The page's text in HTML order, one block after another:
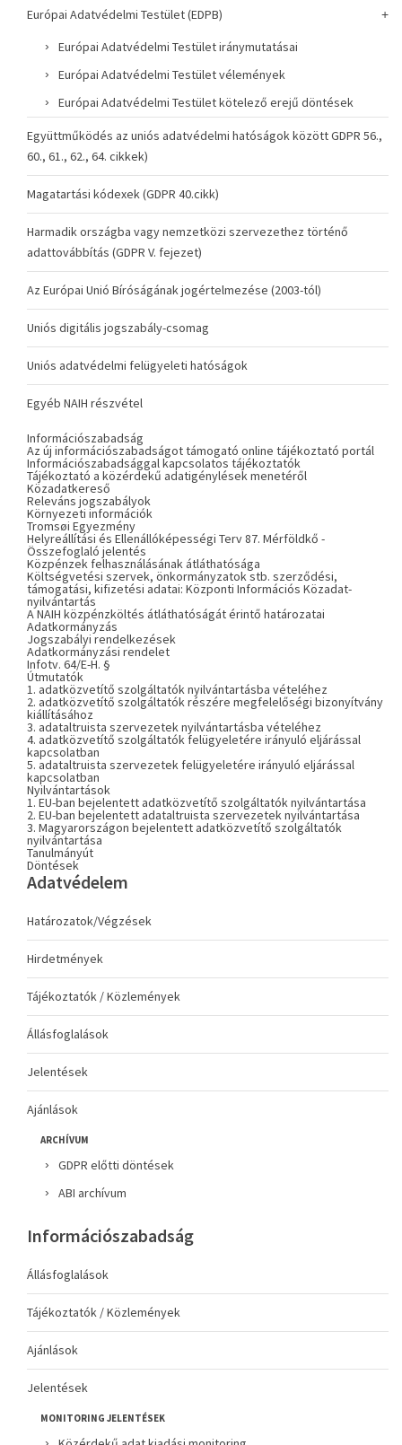
Európai Adatvédelmi Testület (EDPB)
Európai Adatvédelmi Testület iránymutatásai
Európai Adatvédelmi Testület vélemények
Európai Adatvédelmi Testület kötelező erejű döntések
Együttműködés az uniós adatvédelmi hatóságok között GDPR 56.,
60., 61., 62., 64. cikkek)
Magatartási kódexek (GDPR 40.cikk)
Harmadik országba vagy nemzetközi szervezethez történő
adattovábbítás (GDPR V. fejezet)
Az Európai Unió Bíróságának jogértelmezése (2003-tól)
Uniós digitális jogszabály-csomag
Uniós adatvédelmi felügyeleti hatóságok
Egyéb NAIH részvétel
Információszabadság
Az új információszabadságot támogató online tájékoztató portál
Információszabadsággal kapcsolatos tájékoztatók
Tájékoztató a közérdekű adatigénylések menetéről
Közadatkereső
Releváns jogszabályok
Környezeti információk
Tromsøi Egyezmény
Helyreállítási és Ellenállóképességi Terv 87. Mérföldkő -
Összefoglaló jelentés
Közpénzek felhasználásának átláthatósága
Költségvetési szervek, önkormányzatok stb. szerződési,
támogatási, kifizetési adatai: Központi Információs Közadat-
nyilvántartás
A NAIH közpénzköltés átláthatóságát érintő határozatai
Adatkormányzás
Jogszabályi rendelkezések
Adatkormányzási rendelet
Infotv. 64/E-H. §
Útmutatók
1. adatközvetítő szolgáltatók nyilvántartásba vételéhez
2. adatközvetítő szolgáltatók részére megfelelőségi bizonyítvány
kiállításához
3. adataltruista szervezetek nyilvántartásba vételéhez
4. adatközvetítő szolgáltatók felügyeletére irányuló eljárással
kapcsolatban
5. adataltruista szervezetek felügyeletére irányuló eljárással
kapcsolatban
Nyilvántartások
1. EU-ban bejelentett adatközvetítő szolgáltatók nyilvántartása
2. EU-ban bejelentett adataltruista szervezetek nyilvántartása
3. Magyarországon bejelentett adatközvetítő szolgáltatók
nyilvántartása
Tanulmányút
Döntések
Adatvédelem
Határozatok/Végzések
Hirdetmények
Tájékoztatók / Közlemények
Állásfoglalások
Jelentések
Ajánlások
ARCHÍVUM
GDPR előtti döntések
ABI archívum
Információszabadság
Állásfoglalások
Tájékoztatók / Közlemények
Ajánlások
Jelentések
MONITORING JELENTÉSEK